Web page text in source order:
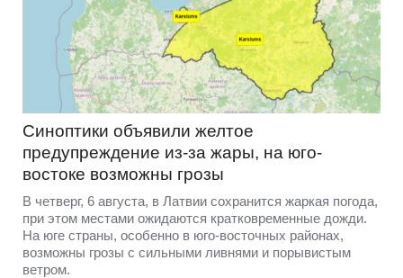
Синоптики объявили желтое
предупреждение из-за жары, на юго-
востоке возможны грозы
В четверг, 6 августа, в Латвии сохранится жаркая погода,
при этом местами ожидаются кратковременные дожди.
На юге страны, особенно в юго-восточных районах,
возможны грозы с сильными ливнями и порывистым
ветром.